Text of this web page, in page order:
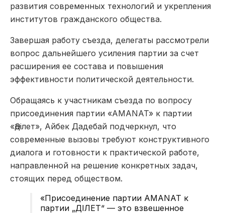
развития современных технологий и укрепления
институтов гражданского общества.
Завершая работу съезда, делегаты рассмотрели
вопрос дальнейшего усиления партии за счет
расширения ее состава и повышения
эффективности политической деятельности.
Обращаясь к участникам съезда по вопросу
присоединения партии «AMANAT» к партии
«Әділет», Айбек Дадебай подчеркнул, что
современные вызовы требуют конструктивного
диалога и готовности к практической работе,
направленной на решение конкретных задач,
стоящих перед обществом.
«Присоединение партии AMANAT к
партии „ӘДІЛЕТ“ — это взвешенное